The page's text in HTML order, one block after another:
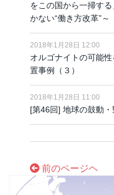
をこの国から一掃す
かない“働き方改革”～
2018年1月28日 12:00
オルゴナイトの可能
置事例（３）
2018年1月28日 11:00
[第46回] 地球の鼓動
前のページヘ